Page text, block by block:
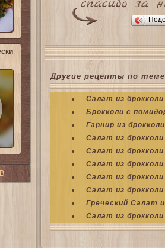
Другие рецепты по
Салат из
Брокколи с
Гарнир из
Салат из
Салат из
Салат из брокколи
Салат из
Салат из брокколи
Греческий Салат
Салат из